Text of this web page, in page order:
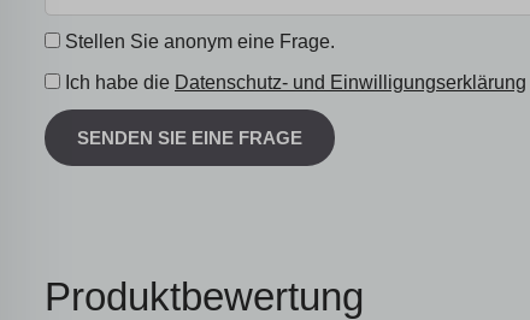
Stellen Sie anonym eine Frage.
Ich habe die Datenschutz- und Einwilligungserklärung
SENDEN SIE EINE FRAGE
Produktbewertung